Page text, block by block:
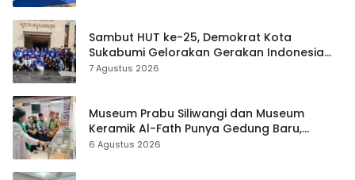
Sambut HUT ke-25, Demokrat Kota
Sukabumi Gelorakan Gerakan Indonesia
ASRI Lewat Aksi Bersih Masjid Agung
7 Agustus 2026
Museum Prabu Siliwangi dan Museum
Keramik Al-Fath Punya Gedung Baru,
Hampir 500 Koleksi Dipisahkan
6 Agustus 2026